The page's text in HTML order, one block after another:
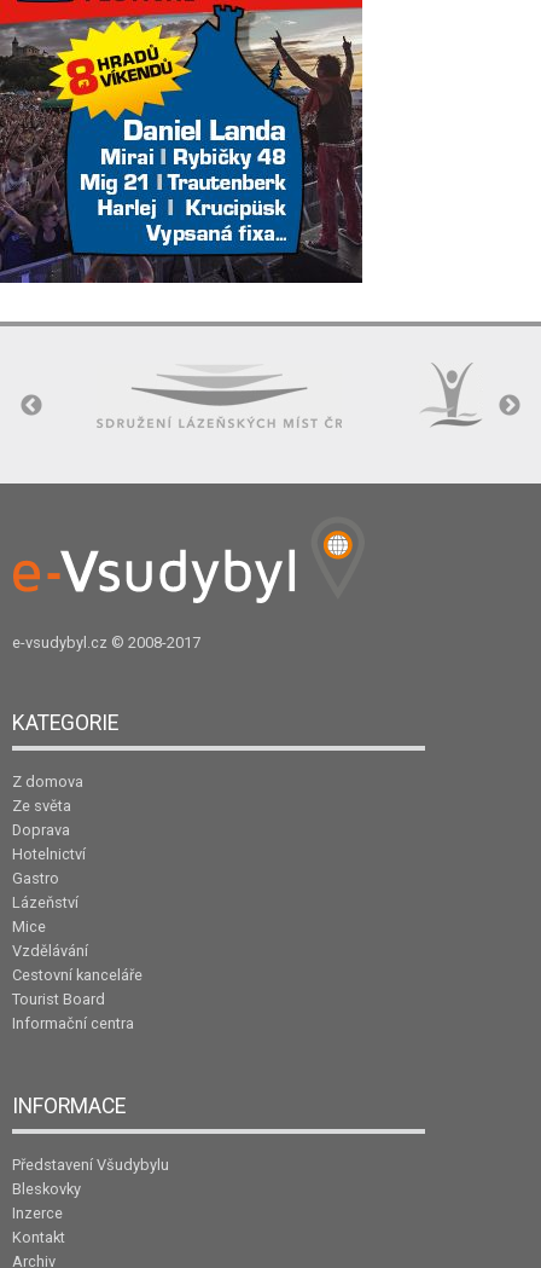
e-vsudybyl.cz © 2008-2017
KATEGORIE
Z domova
Ze světa
Doprava
Hotelnictví
Gastro
Lázeňství
Mice
Vzdělávání
Cestovní kanceláře
Tourist Board
Informační centra
INFORMACE
Představení Všudybylu
Bleskovky
Inzerce
Kontakt
Archiv